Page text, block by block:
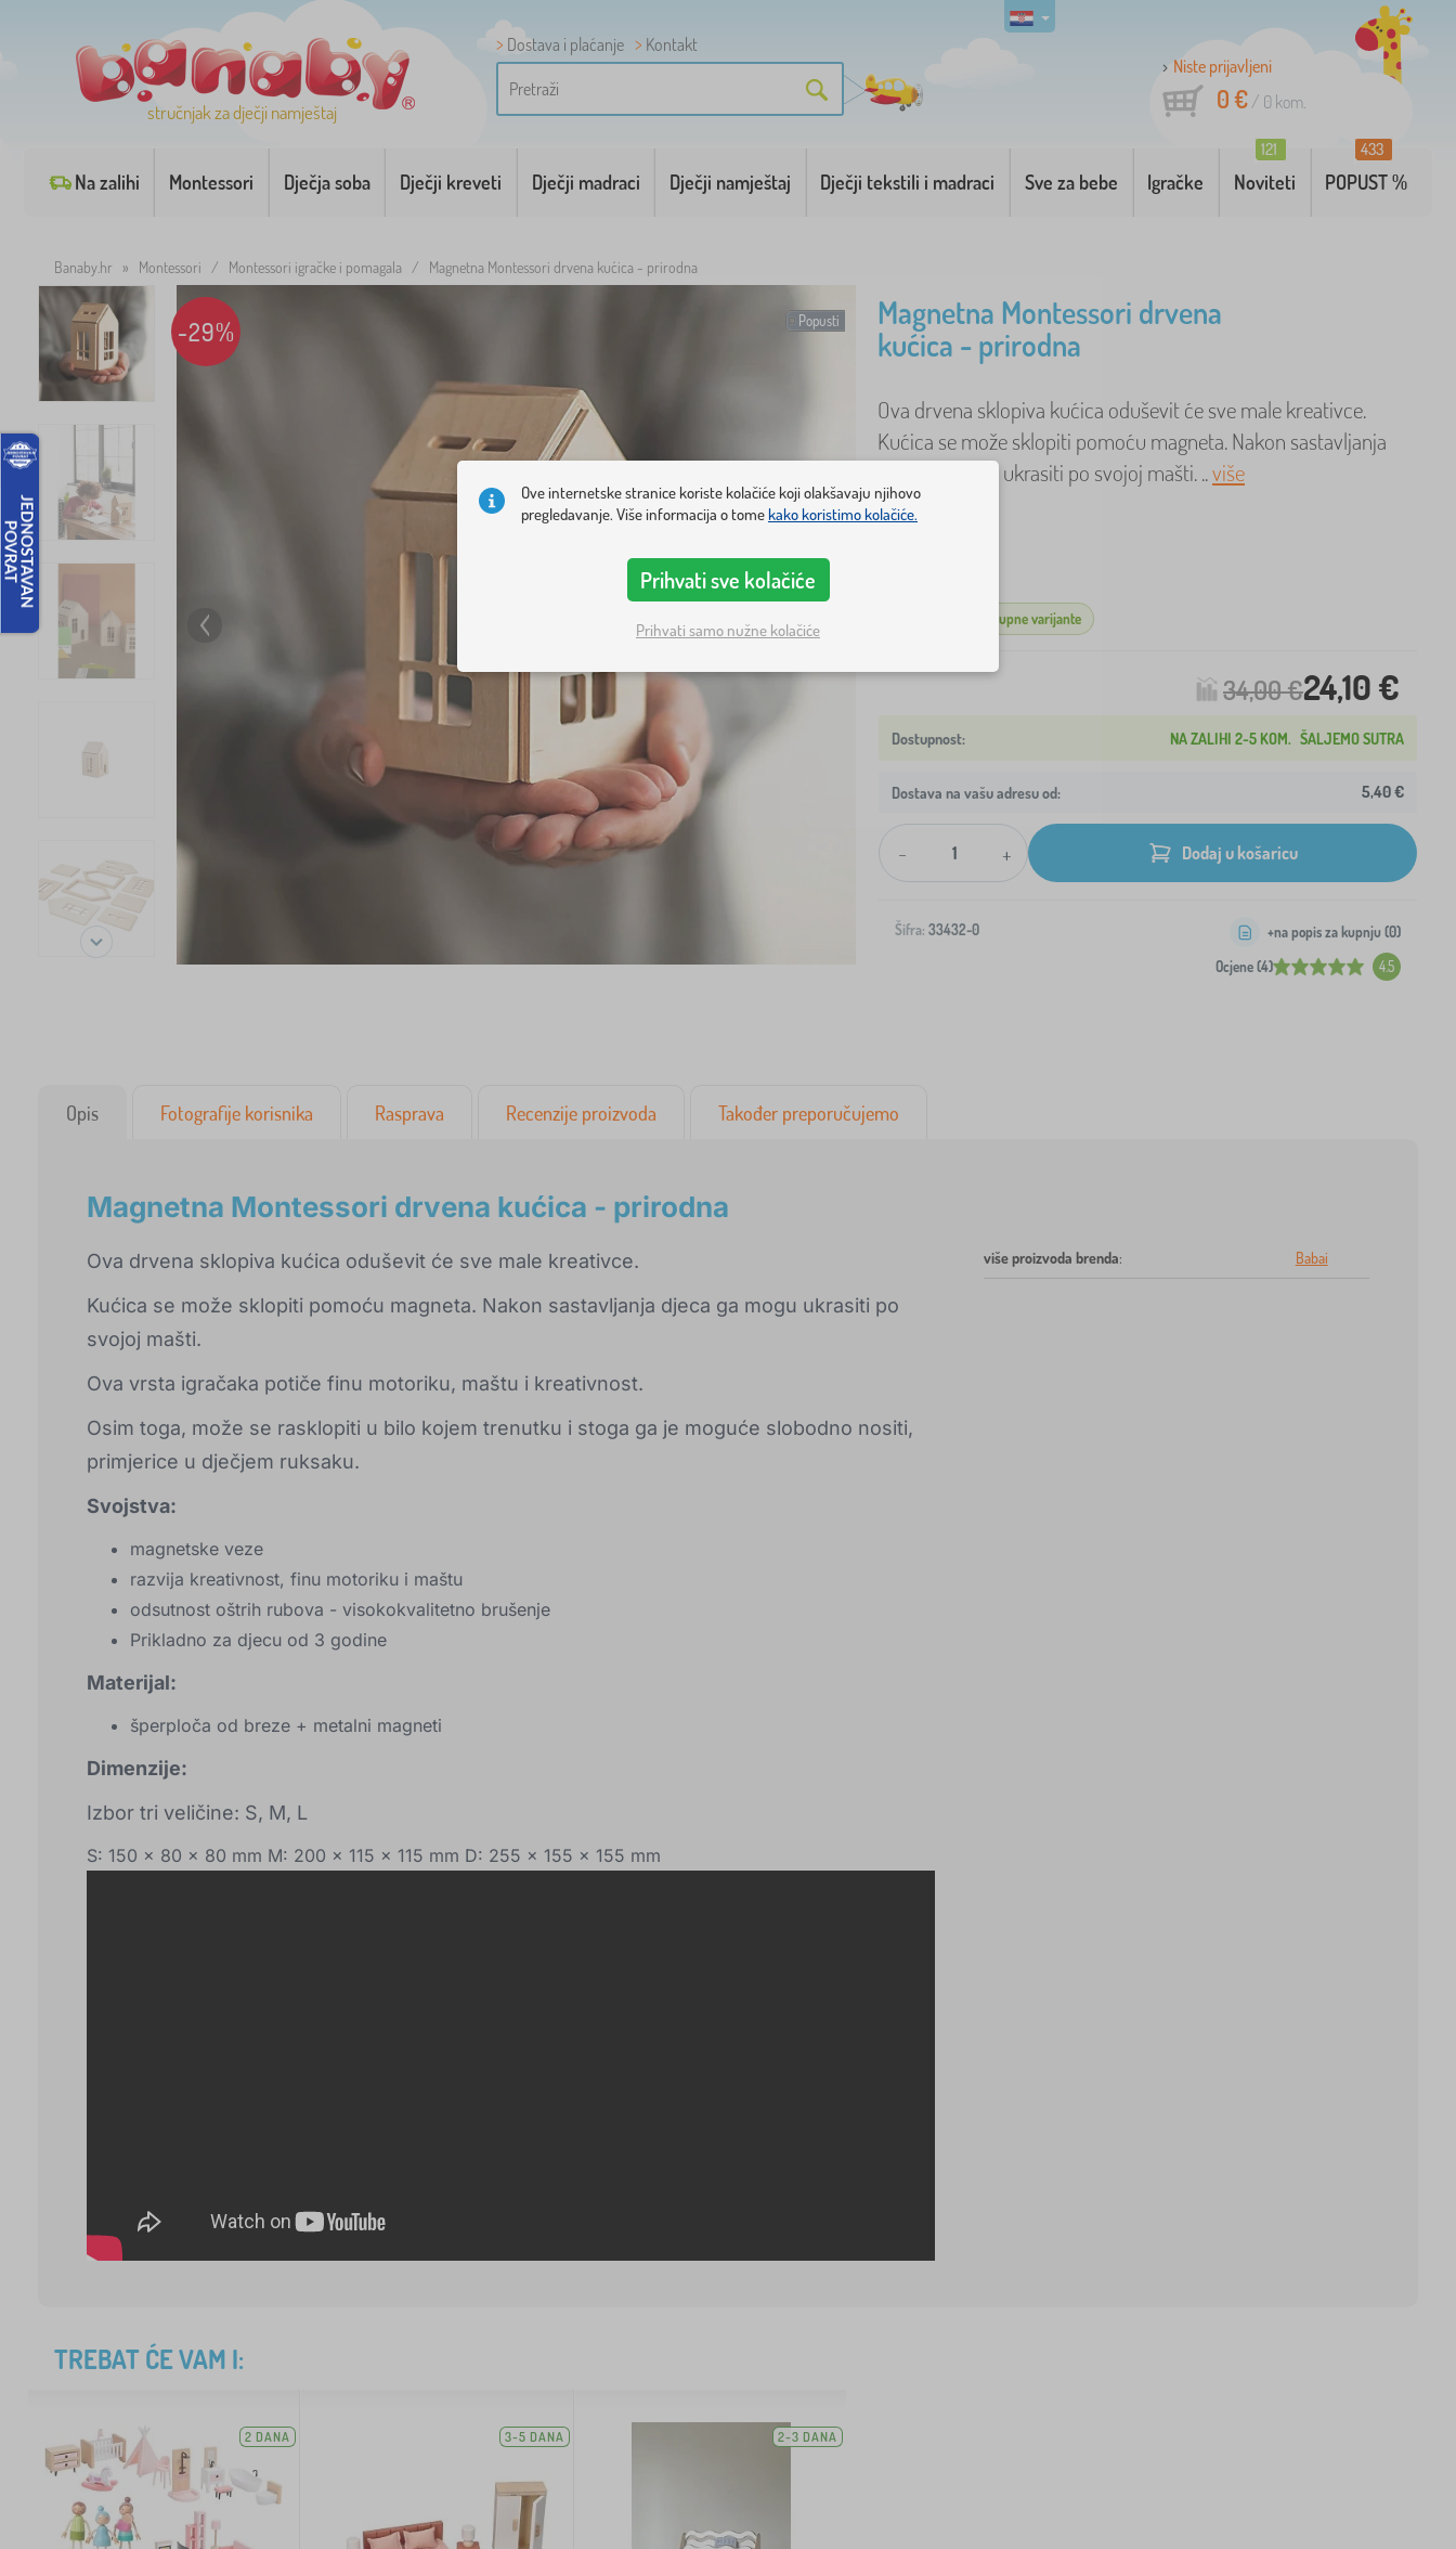
stručnjak za dječji namještaj
Dostava i plaćanje
Kontakt
Niste prijavljeni
0 €/ 0 kom.
Na zalihi Montessori Dječja soba Dječji kreveti Dječji madraci Dječji namještaj Dječji tekstili i madraci Sve za bebe Igračke Noviteti
121
POPUST %
433
Banaby.hr » Montessori / Montessori igračke i pomagala / Magnetna Montessori drvena kućica - prirodna
Popusti
-29%
Magnetna Montessori drvena
kućica - prirodna
Ova drvena sklopiva kućica oduševit će sve male kreativce.
Kućica se može sklopiti pomoću magneta. Nakon sastavljanja
djeca ga mogu ukrasiti po svojoj mašti. ..više
Prikaži samo dostupne varijante
34,00 €24,10 €
NA ZALIHI 2-5 KOM. ŠALJEMO SUTRA
Dostava na vašu adresu od: 5,40 €
- + Dodaj u košaricu
Šifra: 33432-0
Ocjene (4) 4.5
+na popis za kupnju (0)
Opis Fotografije korisnika Rasprava Recenzije proizvoda Također preporučujemo
Magnetna Montessori drvena kućica - prirodna
Ova drvena sklopiva kućica oduševit će sve male kreativce.
Kućica se može sklopiti pomoću magneta. Nakon sastavljanja djeca ga mogu ukrasiti po
svojoj mašti.
Ova vrsta igračaka potiče finu motoriku, maštu i kreativnost.
Osim toga, može se rasklopiti u bilo kojem trenutku i stoga ga je moguće slobodno nositi,
primjerice u dječjem ruksaku.
Svojstva:
magnetske veze
razvija kreativnost, finu motoriku i maštu
odsutnost oštrih rubova - visokokvalitetno brušenje
Prikladno za djecu od 3 godine
Materijal:
šperploča od breze + metalni magneti
Dimenzije:
Izbor tri veličine: S, M, L
S: 150 x 80 x 80 mm M: 200 x 115 x 115 mm D: 255 x 155 x 155 mm
više proizvoda brenda: Babai
TREBAT ĆE VAM I:
2 DANA 3-5 DANA 2-3 DANA
Ove internetske stranice koriste kolačiće koji olakšavaju njihovo
pregledavanje. Više informacija o tomekako koristimo kolačiće.
Prihvati sve kolačiće
Prihvati samo nužne kolačiće